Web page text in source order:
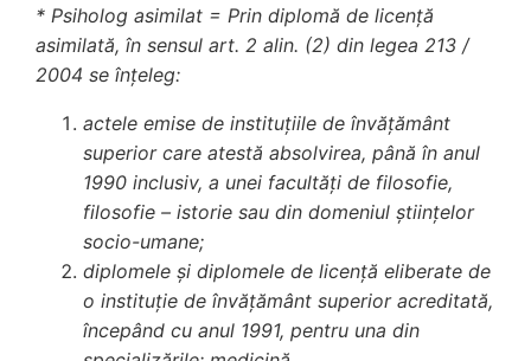
* Psiholog asimilat = Prin diplomă de licenţă
asimilată, în sensul art. 2 alin. (2) din legea 213 /
2004 se înţeleg:
actele emise de instituţiile de învăţământ
superior care atestă absolvirea, până în anul
1990 inclusiv, a unei facultăţi de filosofie,
filosofie – istorie sau din domeniul ştiinţelor
socio-umane;
diplomele şi diplomele de licenţă eliberate de
o instituţie de învăţământ superior acreditată,
începând cu anul 1991, pentru una din